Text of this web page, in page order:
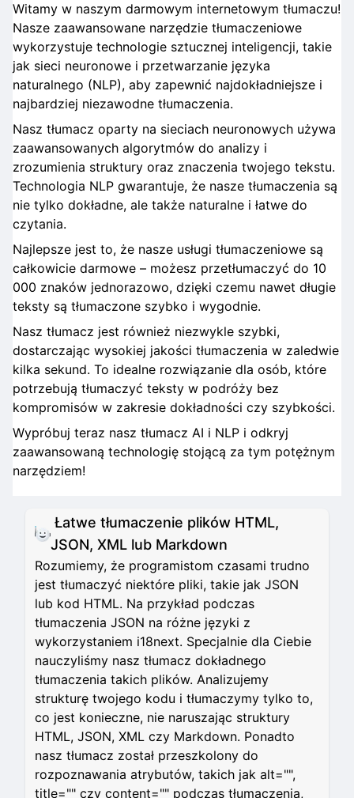
Witamy w naszym darmowym internetowym tłumaczu!
Nasze zaawansowane narzędzie tłumaczeniowe
wykorzystuje technologie sztucznej inteligencji, takie
jak sieci neuronowe i przetwarzanie języka
naturalnego (NLP), aby zapewnić najdokładniejsze i
najbardziej niezawodne tłumaczenia.
Nasz tłumacz oparty na sieciach neuronowych używa
zaawansowanych algorytmów do analizy i
zrozumienia struktury oraz znaczenia twojego tekstu.
Technologia NLP gwarantuje, że nasze tłumaczenia są
nie tylko dokładne, ale także naturalne i łatwe do
czytania.
Najlepsze jest to, że nasze usługi tłumaczeniowe są
całkowicie darmowe – możesz przetłumaczyć do 10
000 znaków jednorazowo, dzięki czemu nawet długie
teksty są tłumaczone szybko i wygodnie.
Nasz tłumacz jest również niezwykle szybki,
dostarczając wysokiej jakości tłumaczenia w zaledwie
kilka sekund. To idealne rozwiązanie dla osób, które
potrzebują tłumaczyć teksty w podróży bez
kompromisów w zakresie dokładności czy szybkości.
Wypróbuj teraz nasz tłumacz AI i NLP i odkryj
zaawansowaną technologię stojącą za tym potężnym
narzędziem!
Łatwe tłumaczenie plików HTML,
JSON, XML lub Markdown
Rozumiemy, że programistom czasami trudno
jest tłumaczyć niektóre pliki, takie jak JSON
lub kod HTML. Na przykład podczas
tłumaczenia JSON na różne języki z
wykorzystaniem i18next. Specjalnie dla Ciebie
nauczyliśmy nasz tłumacz dokładnego
tłumaczenia takich plików. Analizujemy
strukturę twojego kodu i tłumaczymy tylko to,
co jest konieczne, nie naruszając struktury
HTML, JSON, XML czy Markdown. Ponadto
nasz tłumacz został przeszkolony do
rozpoznawania atrybutów, takich jak alt="",
title="" czy content="" podczas tłumaczenia,